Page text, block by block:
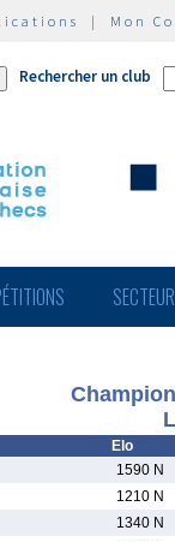
| Mon
Rechercher un club
Elo
1590 N
1210 N
1340 N